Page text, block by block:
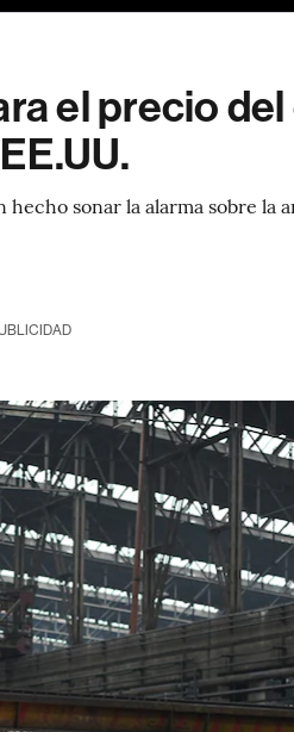
el precio del
sonar la alarma sobre la